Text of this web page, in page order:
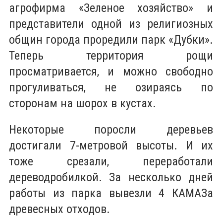
агрофирма «Зеленое хозяйство» и
представители одной из религиозных
общин города проредили парк «Дубки».
Теперь территория рощи
просматривается, и можно свободно
прогуливаться, не озираясь по
сторонам на шорох в кустах.
Некоторые поросли деревьев
достигали 7-метровой высоты. И их
тоже срезали, переработали
дереводробилкой. За несколько дней
работы из парка вывезли 4 КАМАЗа
древесных отходов.